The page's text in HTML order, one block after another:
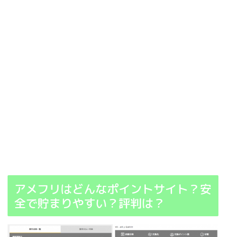
アメフリはどんなポイントサイト？安
全で貯まりやすい？評判は？